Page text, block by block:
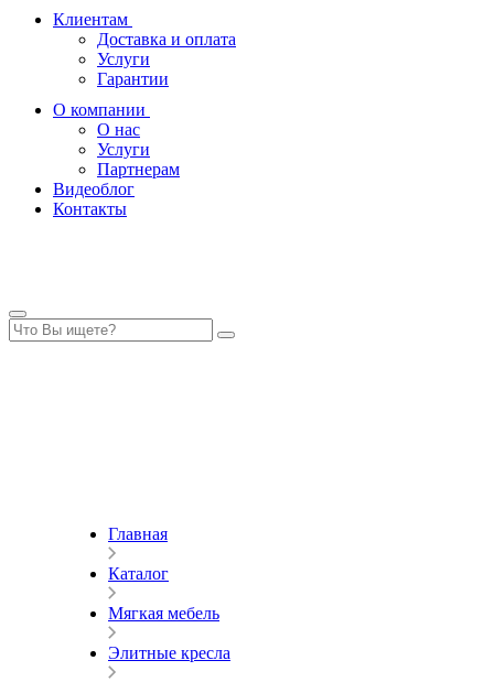
Клиентам
Доставка и оплата
Услуги
Гарантии
О компании
О нас
Услуги
Партнерам
Видеоблог
Контакты
Главная
Каталог
Мягкая мебель
Элитные кресла